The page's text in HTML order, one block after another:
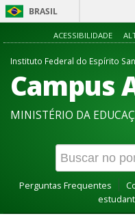
BRASIL
ACESSIBILIDADE
Instituto Federal do Espírito
Campus
MINISTÉRIO DA
Perguntas Frequentes